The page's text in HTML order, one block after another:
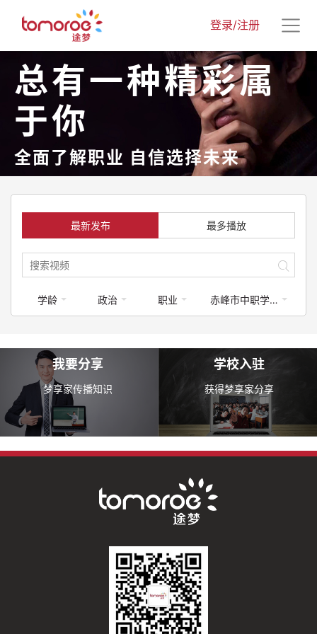
登录/注册
总有一种精彩属
于你
全面了解职业 自信选择未来
最新发布 最多播放
学龄 政治 职业 赤峰市中职学校专业介绍
我要分享
梦享家传播知识
学校入驻
获得梦享家分享